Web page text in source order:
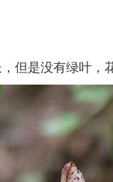
是没有绿叶，花